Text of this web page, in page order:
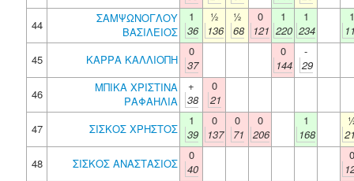
44
ΣΑΜΨΩΝΟΓΛΟΥ
ΒΑΣΙΛΕΙΟΣ
1
36
½
136
½
68
0
121
1
220
1
234
1
45
ΚΑΡΡΑ ΚΑΛΛΙΟΠΗ
0
37
0
144
-
29
46
ΜΠΙΚΑ ΧΡΙΣΤΙΝΑ
ΡΑΦΑΗΛΙΑ
+
38
0
21
47
ΣΙΣΚΟΣ ΧΡΗΣΤΟΣ
1
39
0
137
0
71
0
206
1
168
48
ΣΙΣΚΟΣ ΑΝΑΣΤΑΣΙΟΣ
0
40
0